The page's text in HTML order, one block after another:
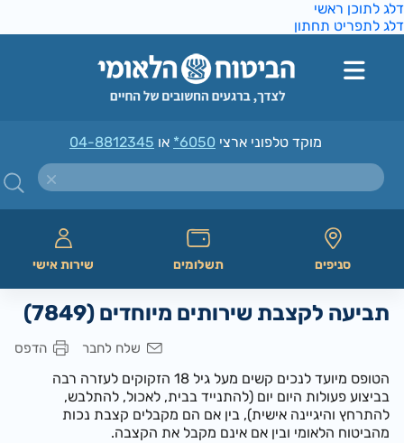
לתוכן ראשי
לתפריט תחתון
מוקד טלפוני ארצי*6050או04-8812345
סניפים תשלומים שירות אישי
תביעה לקצבת שירותים מיוחדים (7849)
הדפס שלח לחבר
הטופס מיועד לנכים קשים מעל גיל 18 הזקוקים לעזרה רבה
בביצוע פעולות היום יום (להתנייד בבית, לאכול, להתלבש,
להתרחץ והיגיינה אישית), בין אם הם מקבלים קצבת נכות
מהביטוח הלאומי ובין אם אינם מקבל את הקצבה.